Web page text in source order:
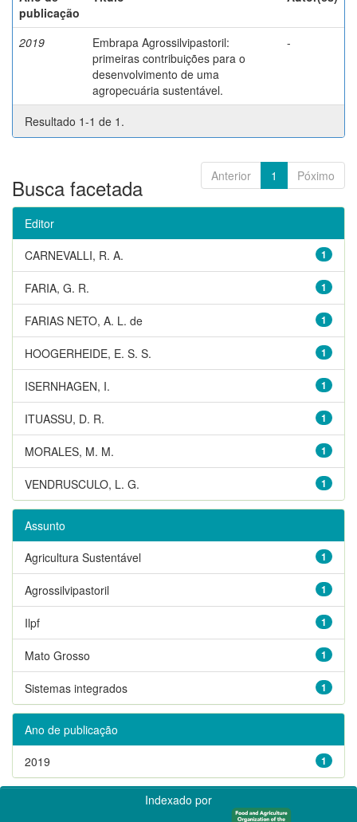
publicação
2019
Embrapa Agrossilvipastoril:
primeiras contribuições para o
desenvolvimento de uma
agropecuária sustentável.
-
Resultado 1-1 de 1.
Anterior 1 Póximo
Busca facetada
Editor
1
CARNEVALLI, R. A.
1
FARIA, G. R.
1
FARIAS NETO, A. L. de
1
HOOGERHEIDE, E. S. S.
1
ISERNHAGEN, I.
1
ITUASSU, D. R.
1
MORALES, M. M.
1
VENDRUSCULO, L. G.
Assunto
1
Agricultura Sustentável
1
Agrossilvipastoril
1
Ilpf
1
Mato Grosso
1
Sistemas integrados
Ano de publicação
1
2019
Indexado por